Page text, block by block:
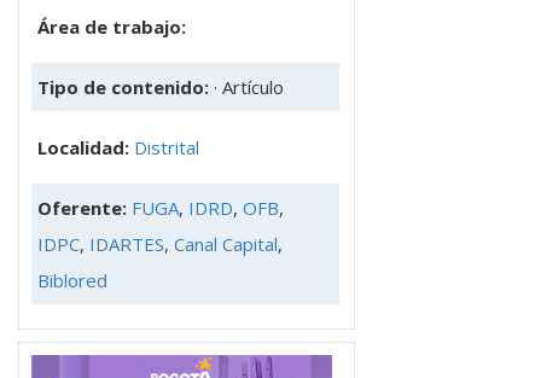
Área de trabajo:
Tipo de contenido: · Artículo
Localidad: Distrital
Oferente: FUGA, IDRD, OFB,
IDPC, IDARTES, Canal Capital,
Biblored